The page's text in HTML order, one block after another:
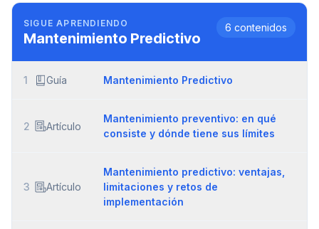
SIGUE APRENDIENDO
Mantenimiento Predictivo
6 contenidos
1 Guía Mantenimiento Predictivo
2 Artículo
Mantenimiento preventivo: en qué
consiste y dónde tiene sus límites
3 Artículo
Mantenimiento predictivo: ventajas,
limitaciones y retos de
implementación